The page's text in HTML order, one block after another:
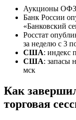
Аукционы
Банк России
«Банковский
Росстат
за неделю с 3
США: индекс
США: запасы
мск
Как
торговая